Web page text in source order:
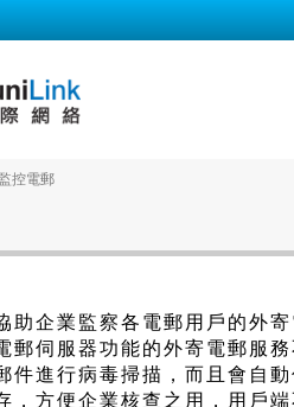
監控電郵
助企業監察各電郵用戶的外
郵伺服器功能的外寄電郵服
件進行病毒掃描，而且會自
，方便企業核查之用，用戶